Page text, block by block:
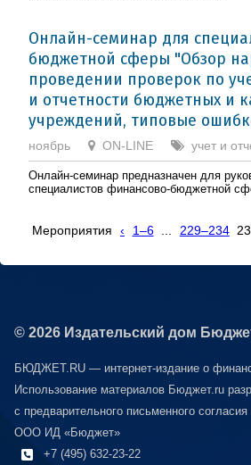
Онлайн-семинар для
бюджетной сферы "Обзор
проведении проверок по
и отчетности бюджетных и
учреждений, типовые
ноябрь ON-LINE учет и
Онлайн-семинар предназначен для
специалистов финансово-бюджетной
Мероприятия ‹ 1–6 229–234
© 2026 Издательский дом
БЮДЖЕТ.RU — интернет-издание о
Использование материалов Бюджет.ru
с предварительного письменного
ООО ИД «Бюджет»
+7 (495) 632-23-22